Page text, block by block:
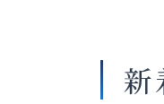
新